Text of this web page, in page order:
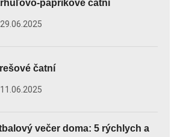
paprikové čatní
29.06.2025
čatní
11.06.2025
večer doma: 5 rýchlych a